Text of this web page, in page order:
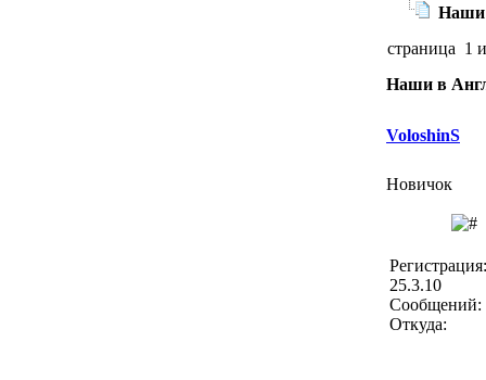
Наши
страница 1
Наши в
VoloshinS
Новичок
Регистрация:
25.3.10
Сообщений:
Откуда: